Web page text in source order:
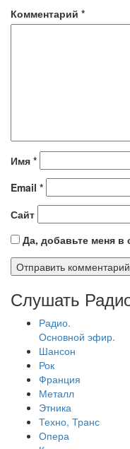
Комментарий *
Имя *
Email *
Сайт
Да, добавьте меня в
Слушать
Радио.
Основной эфир.
Шансон
Рок
Франция
Металл
Этника
Техно, Транс
Опера